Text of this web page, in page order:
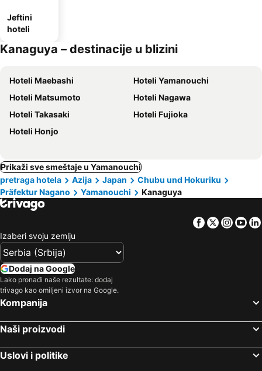
Jeftini
hoteli
Kanaguya – destinacije u blizini
Hoteli Maebashi
Hoteli Yamanouchi
Hoteli Matsumoto
Hoteli Nagawa
Hoteli Takasaki
Hoteli Fujioka
Hoteli Honjo
Prikaži sve smeštaje u Yamanouchi
pretraga hotela
Azija Japan
Chubu und Hokuriku
Präfektur Nagano
Yamanouchi Kanaguya
Facebook
Twitter
Izaberi svoju zemlju
Dodaj na Google
Lako pronađi naše rezultate: dodaj
trivago kao omiljeni izvor na Google.
Kompanija
Naši proizvodi
Uslovi i politike